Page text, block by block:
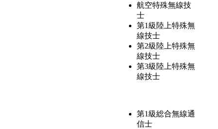
航空特殊無線技
士
第1級陸上特殊無
線技士
第2級陸上特殊無
線技士
第3級陸上特殊無
線技士
第1級総合無線通
信士